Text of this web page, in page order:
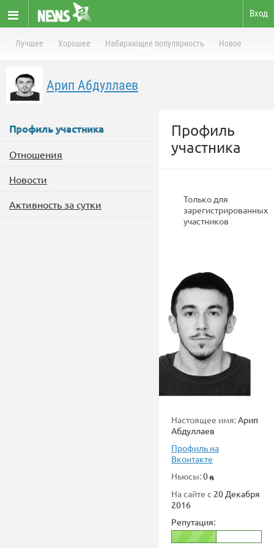
Вход
Лучшее Хорошее Набирающее популярность Новое
Арип Абдуллаев
Профиль участника
Отношения
Новости
Активность за сутки
Профиль
участника
Только для
зарегистрированных
участников
Настоящее имя:Арип
Абдуллаев
Профиль на
Вконтакте
Ньюсы:0
На сайте с 20 Декабря
2016
Репутация: